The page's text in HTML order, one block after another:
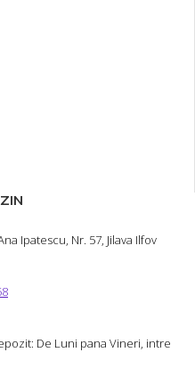
Ipatescu, Nr. 57, Jilava Ilfov
De Luni pana Vineri, intre